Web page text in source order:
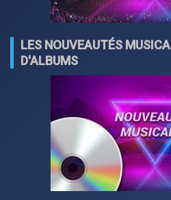
LES NOUVEAUTÉS
D'ALBUMS